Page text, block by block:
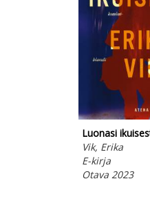
Luonasi
Vik, Erika
E-kirja
Otava 2023